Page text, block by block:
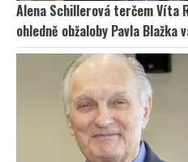
Alena Schillerová terčem Víta
ohledně obžaloby Pavla Blažka